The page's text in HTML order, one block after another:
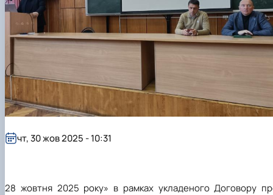
Карлаш Олександр Петрович
Гаркуша Наталія Миколаївна
Кіру Валентина Василівна
Ямков Олександр Володимирович
Тихий Олександр Іванович
28 жовтня 2025 року» в рамках укладеного Договору
чт, 30 жов 2025 - 10:31